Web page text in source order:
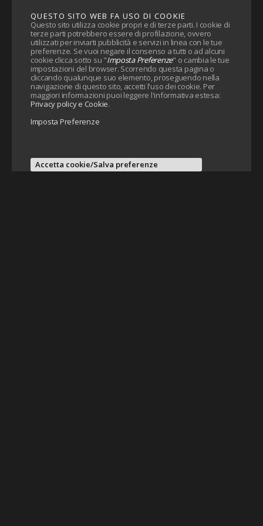
QUESTO SITO WEB FA USO DI COOKIE
Questo sito utilizza cookie propri e di terze parti. I cookie di
terze parti potrebbero essere di profilazione, ovvero
utilizzati per inviarti pubblicità e servizi in linea con le tue
preferenze. Se vuoi negare il consenso a tutti o ad alcuni
cookie clicca sotto su "Imposta Preferenze" o cambia le tue
impostazioni del browser. Scorrendo questa pagina o
cliccando qualunque suo elemento, proseguendo nella
navigazione di questo sito, accetti l'uso dei cookie. Per
maggiori informazioni puoi leggere l'informativa estesa:
Privacy policy e Cookie.
Imposta Preferenze
Accetta cookie/Salva preferenze